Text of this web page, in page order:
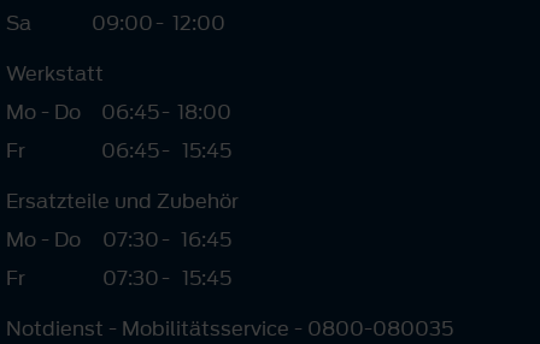
Sa
09:00- 12:00
Werkstatt
Mo - Do
06:45- 18:00
Fr
06:45- 15:45
Ersatzteile und Zubehör
Mo - Do
07:30- 16:45
Fr
07:30- 15:45
Notdienst - Mobilitätsservice - 0800-080035